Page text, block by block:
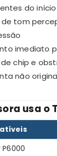
do
tom
imediato
chip e
não
usa o
P6000